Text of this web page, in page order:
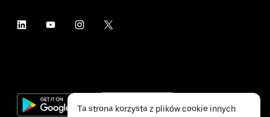
Ta strona korzysta z plików cookie innych